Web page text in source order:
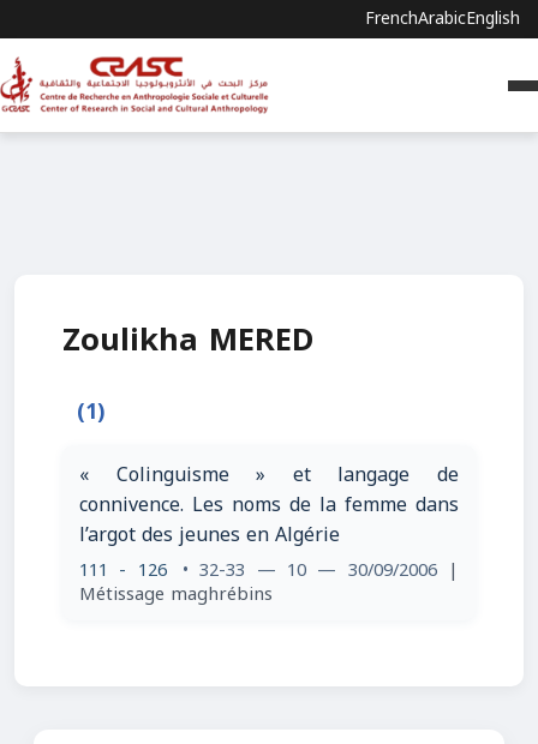
FrenchArabicEnglish
Zoulikha MERED
(1)
« Colinguisme » et langage de
connivence. Les noms de la femme dans
l’argot des jeunes en Algérie
111 - 126 • 32-33 — 10 — 30/09/2006 |
Métissage maghrébins